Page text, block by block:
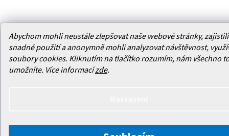
Abychom mohli neustále zlepšovat naše webové stránky,
snadné použití a anonymně mohli analyzovat návštěvnost,
soubory cookies. Kliknutím na tlačítko rozumím, nám všechno
umožníte. Více informacízde.